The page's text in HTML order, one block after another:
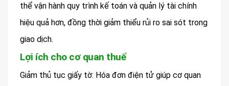
thể vận hành quy trình kế toán và quản lý tài chính
hiệu quả hơn, đồng thời giảm thiểu rủi ro sai sót trong
giao dịch.
Lợi ích cho cơ quan thuế
Giảm thủ tục giấy tờ: Hóa đơn điện tử giúp cơ quan